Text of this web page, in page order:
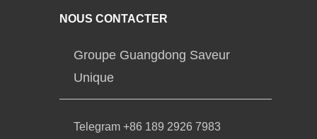
NOUS CONTACTER
Groupe Guangdong Saveur
Unique
Telegram +86 189 2926 7983